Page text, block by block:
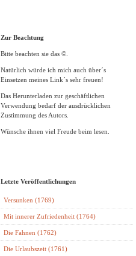
Zur Beachtung
Bitte beachten sie das ©.
Natürlich würde ich mich auch über´s
Einsetzen meines Link´s sehr freuen!
Das Herunterladen zur geschäftlichen
Verwendung bedarf der ausdrücklichen
Zustimmung des Autors.
Wünsche ihnen viel Freude beim lesen.
Letzte Veröffentlichungen
Versunken (1769)
Mit innerer Zufriedenheit (1764)
Die Fahnen (1762)
Die Urlaubszeit (1761)